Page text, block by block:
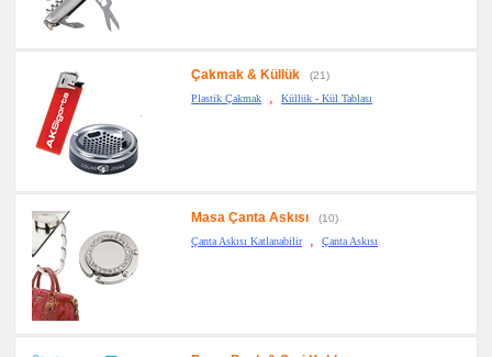
Çakmak & Küllük
(21)
Plastik Çakmak
, Küllük - Kül Tablası
Masa Çanta Askısı
(10)
Çanta Askısı Katlanabilir
, Çanta Askısı